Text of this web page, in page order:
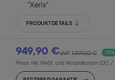
"Xerix"
PRODUKTDETAILS
949,90 € -32%
UVP 1.399,00 €
Preise inkl. MwSt. und Versandkosten (DE) /